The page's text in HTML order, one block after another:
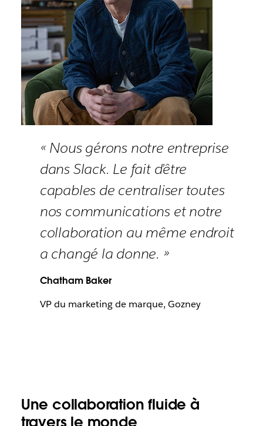
« Nous gérons notre entreprise
dans Slack. Le fait d’être
capables de centraliser toutes
nos communications et notre
collaboration au même endroit
a changé la donne. »
Chatham Baker
VP du marketing de marque, Gozney
Une collaboration fluide à
travers le monde